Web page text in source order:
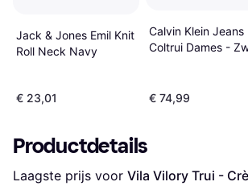
Jack & Jones Emil Knit
Roll Neck Navy
€ 23,01
Calvin Klein Jeans
Coltrui Dames -
€ 74,99
Productdetails
Laagste prijs voor Vila Vilory Trui -